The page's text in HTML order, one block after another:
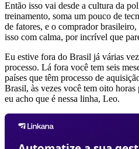
Então isso vai desde a cultura da
treinamento, soma um pouco de
de fatores, e o comprador
isso com calma, por incrível que
Eu estive fora do Brasil já várias
processo. Lá fora você tem seis
países que têm processo de
Brasil, às vezes você tem oito
eu acho que é nessa linha, Leo.